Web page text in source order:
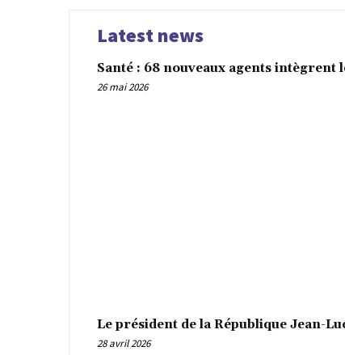
Latest news
Santé : 68 nouveaux agents
26 mai 2026
Le président de la République Jean-
28 avril 2026